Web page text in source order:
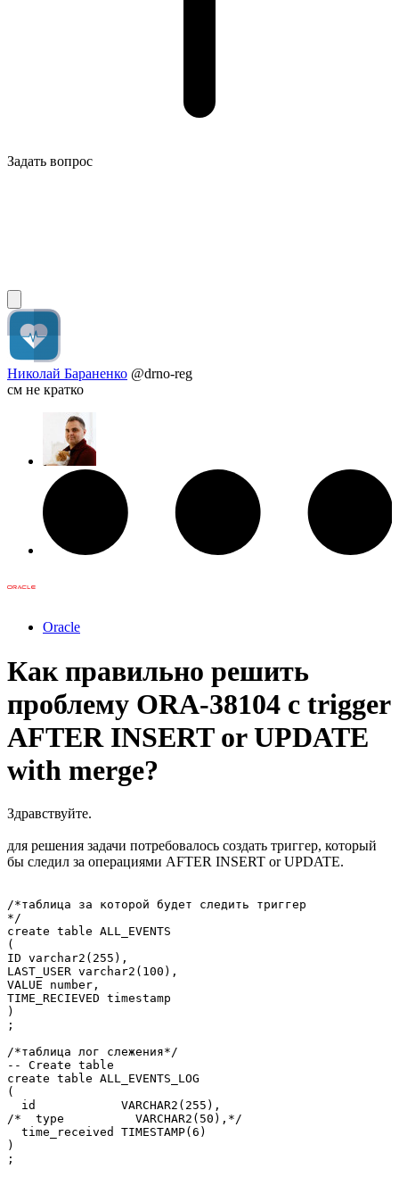
Задать вопрос
Николай Бараненко @drno-reg
см не кратко
Oracle
Как правильно решить
проблему ORA-38104 с trigger
AFTER INSERT or UPDATE
with merge?
Здравствуйте.
для решения задачи потребовалось создать триггер, который
бы следил за операциями AFTER INSERT or UPDATE.
/*таблица за которой будет следить триггер
*/
create table ALL_EVENTS
(
ID varchar2(255),
LAST_USER varchar2(100),
VALUE number,
TIME_RECIEVED timestamp
)
;
/*таблица лог слежения*/
-- Create table
create table ALL_EVENTS_LOG
(
  id            VARCHAR2(255),
/*  type          VARCHAR2(50),*/
  time_received TIMESTAMP(6)
)
;